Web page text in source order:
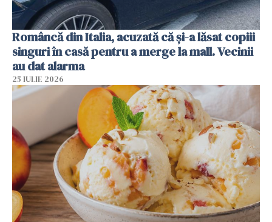
Româncă din Italia, acuzată că și-a lăsat copiii
singuri în casă pentru a merge la mall. Vecinii
au dat alarma
25 IULIE 2026